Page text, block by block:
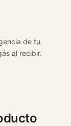
de tu
al recibir.